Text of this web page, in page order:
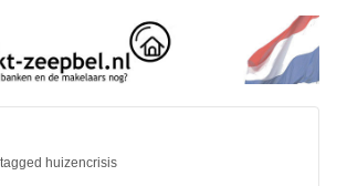
huizencrisis